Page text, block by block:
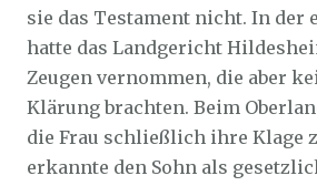
sie das Testament nicht. In der
hatte das Landgericht
Zeugen vernommen, die aber
Klärung brachten. Beim
die Frau schließlich ihre Klage
erkannte den Sohn als